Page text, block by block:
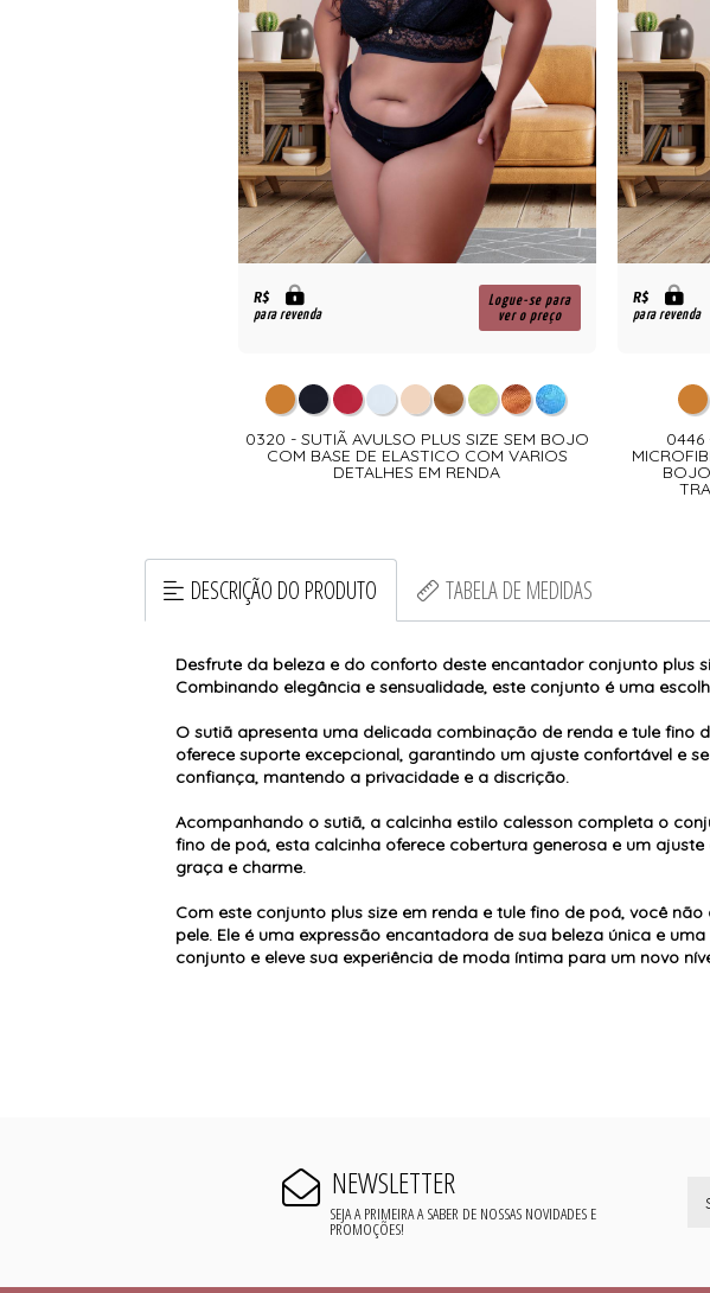
R$
para revenda
Logue-se para
ver o preço
0320 - SUTIÃ AVULSO PLUS SIZE SEM BOJO
COM BASE DE ELASTICO COM VARIOS
DETALHES EM RENDA
R$
para revenda
0446
DESCRIÇÃO DO PRODUTO TABELA DE MEDIDAS
Desfrute da beleza e do conforto deste encantador conjunto
Combinando elegância e sensualidade, este conjunto é uma
O sutiã apresenta uma delicada combinação de renda e tule
oferece suporte excepcional, garantindo um ajuste confortável e
confiança, mantendo a privacidade e a discrição.
Acompanhando o sutiã, a calcinha estilo calesson completa o
fino de poá, esta calcinha oferece cobertura generosa e um
graça e charme.
Com este conjunto plus size em renda e tule fino de poá, você
pele. Ele é uma expressão encantadora de sua beleza única e
conjunto e eleve sua experiência de moda íntima para um novo
NEWSLETTER
SEJA A PRIMEIRA A SABER DE NOSSAS NOVIDADES E
PROMOÇÕES!